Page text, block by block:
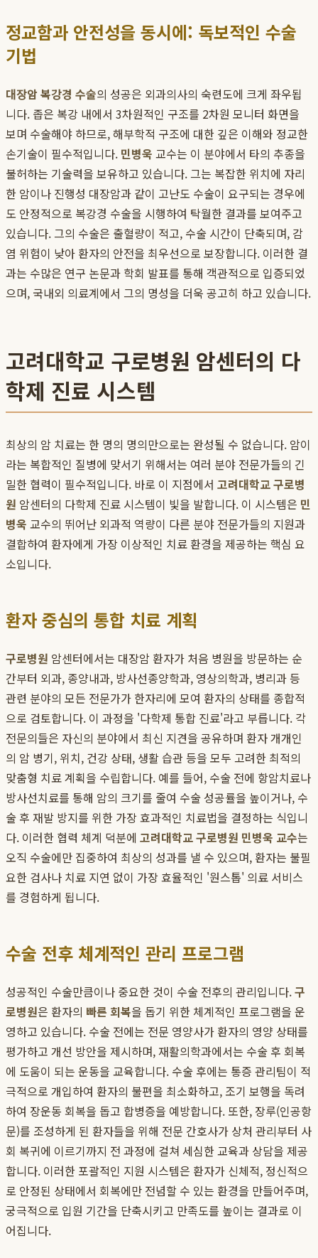
정교함과 안전성을 동시에: 독보적인 수술
기법
대장암 복강경 수술의 성공은 외과의사의 숙련도에 크게 좌우됩
니다. 좁은 복강 내에서 3차원적인 구조를 2차원 모니터 화면을
보며 수술해야 하므로, 해부학적 구조에 대한 깊은 이해와 정교한
손기술이 필수적입니다. 민병욱 교수는 이 분야에서 타의 추종을
불허하는 기술력을 보유하고 있습니다. 그는 복잡한 위치에 자리
한 암이나 진행성 대장암과 같이 고난도 수술이 요구되는 경우에
도 안정적으로 복강경 수술을 시행하여 탁월한 결과를 보여주고
있습니다. 그의 수술은 출혈량이 적고, 수술 시간이 단축되며, 감
염 위험이 낮아 환자의 안전을 최우선으로 보장합니다. 이러한 결
과는 수많은 연구 논문과 학회 발표를 통해 객관적으로 입증되었
으며, 국내외 의료계에서 그의 명성을 더욱 공고히 하고 있습니다.
고려대학교 구로병원 암센터의 다
학제 진료 시스템
최상의 암 치료는 한 명의 명의만으로는 완성될 수 없습니다. 암이
라는 복합적인 질병에 맞서기 위해서는 여러 분야 전문가들의 긴
밀한 협력이 필수적입니다. 바로 이 지점에서 고려대학교 구로병
원 암센터의 다학제 진료 시스템이 빛을 발합니다. 이 시스템은 민
병욱 교수의 뛰어난 외과적 역량이 다른 분야 전문가들의 지원과
결합하여 환자에게 가장 이상적인 치료 환경을 제공하는 핵심 요
소입니다.
환자 중심의 통합 치료 계획
구로병원 암센터에서는 대장암 환자가 처음 병원을 방문하는 순
간부터 외과, 종양내과, 방사선종양학과, 영상의학과, 병리과 등
관련 분야의 모든 전문가가 한자리에 모여 환자의 상태를 종합적
으로 검토합니다. 이 과정을 '다학제 통합 진료'라고 부릅니다. 각
전문의들은 자신의 분야에서 최신 지견을 공유하며 환자 개개인
의 암 병기, 위치, 건강 상태, 생활 습관 등을 모두 고려한 최적의
맞춤형 치료 계획을 수립합니다. 예를 들어, 수술 전에 항암치료나
방사선치료를 통해 암의 크기를 줄여 수술 성공률을 높이거나, 수
술 후 재발 방지를 위한 가장 효과적인 치료법을 결정하는 식입니
다. 이러한 협력 체계 덕분에 고려대학교 구로병원 민병욱 교수는
오직 수술에만 집중하여 최상의 성과를 낼 수 있으며, 환자는 불필
요한 검사나 치료 지연 없이 가장 효율적인 '원스톱' 의료 서비스
를 경험하게 됩니다.
수술 전후 체계적인 관리 프로그램
성공적인 수술만큼이나 중요한 것이 수술 전후의 관리입니다.구
로병원은 환자의 빠른 회복을 돕기 위한 체계적인 프로그램을 운
영하고 있습니다. 수술 전에는 전문 영양사가 환자의 영양 상태를
평가하고 개선 방안을 제시하며, 재활의학과에서는 수술 후 회복
에 도움이 되는 운동을 교육합니다. 수술 후에는 통증 관리팀이 적
극적으로 개입하여 환자의 불편을 최소화하고, 조기 보행을 독려
하여 장운동 회복을 돕고 합병증을 예방합니다. 또한, 장루(인공항
문)를 조성하게 된 환자들을 위해 전문 간호사가 상처 관리부터 사
회 복귀에 이르기까지 전 과정에 걸쳐 세심한 교육과 상담을 제공
합니다. 이러한 포괄적인 지원 시스템은 환자가 신체적, 정신적으
로 안정된 상태에서 회복에만 전념할 수 있는 환경을 만들어주며,
궁극적으로 입원 기간을 단축시키고 만족도를 높이는 결과로 이
어집니다.